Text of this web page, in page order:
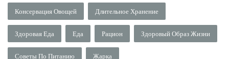
Консервация Овощей Длительное Хранение
Здоровая Еда Еда Рацион Здоровый Образ Жизни
Советы По Питанию Жарка